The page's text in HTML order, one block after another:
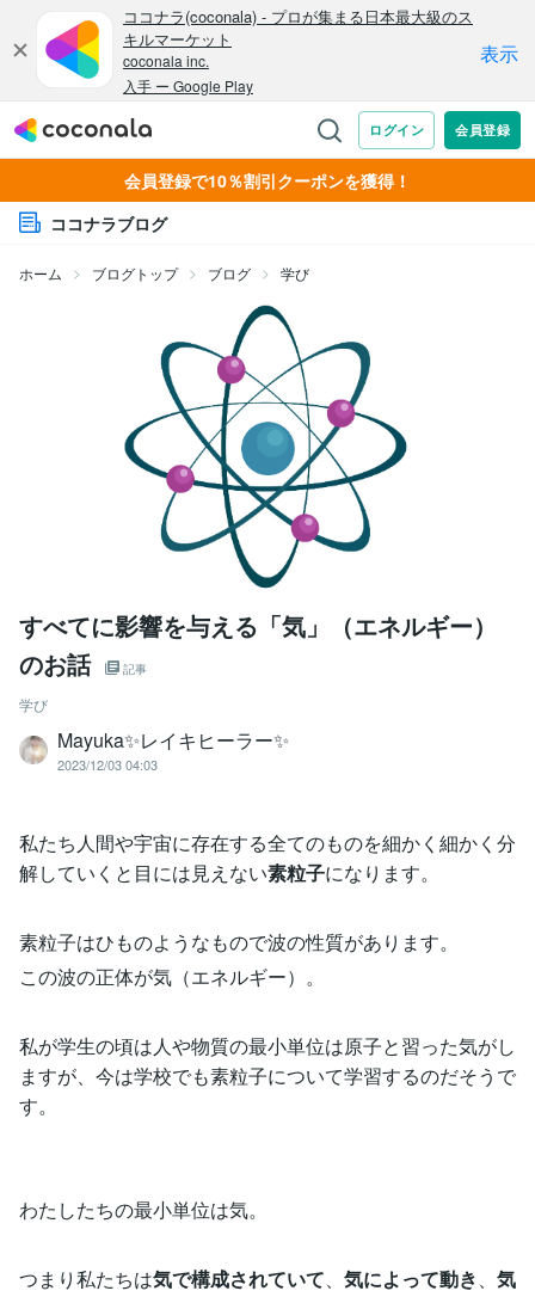
会員登録で10％割引クーポンを獲得！
ココナラブログ
ホーム ブログトップ ブログ 学び
すべてに影響を与える「気」（エネルギー）
のお話
記事
学び
Mayuka✨レイキヒーラー✨
2023/12/03 04:03
私たち人間や宇宙に存在する全てのものを細かく細かく分
解していくと目には見えない素粒子になります。
素粒子はひものようなもので波の性質があります。
この波の正体が気（エネルギー）。
私が学生の頃は人や物質の最小単位は原子と習った気がし
ますが、今は学校でも素粒子について学習するのだそうで
す。
わたしたちの最小単位は気。
つまり私たちは気で構成されていて、 気によって動き、 気